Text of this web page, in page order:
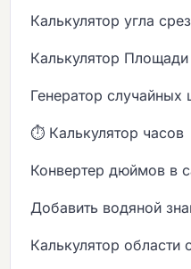
Калькулятор угла
Калькулятор
Генератор случайных
⏱️ Калькулятор часов
Конвертер дюймов в
Добавить водяной
Калькулятор области